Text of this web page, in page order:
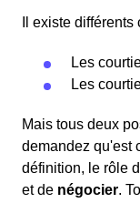
Il existe différents
Les
Les
Mais tous deux
demandez qu'est
définition, le rôle
et de négocier.